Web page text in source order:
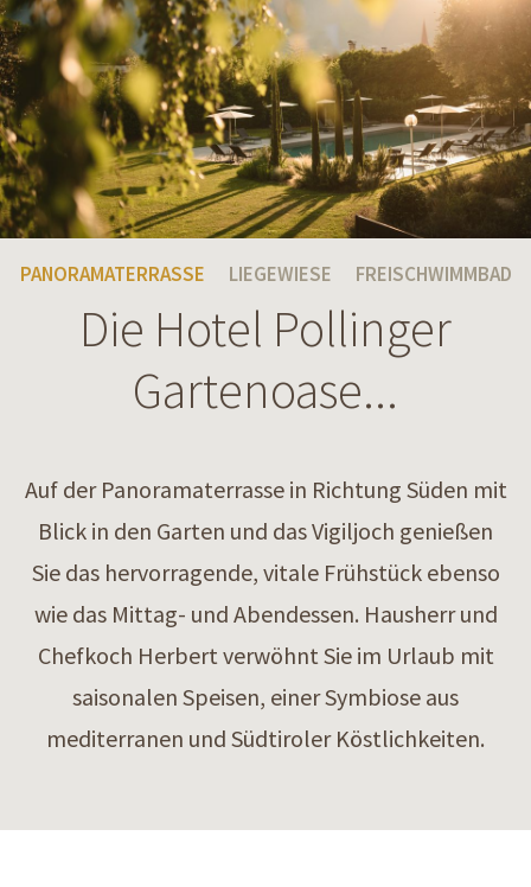
PANORAMATERRASSE LIEGEWIESE FREISCHWIMMBAD
Die Hotel Pollinger
Gartenoase...
Auf der Panoramaterrasse in Richtung Süden mit
Blick in den Garten und das Vigiljoch genießen
Sie das hervorragende, vitale Frühstück ebenso
wie das Mittag- und Abendessen. Hausherr und
Chefkoch Herbert verwöhnt Sie im Urlaub mit
saisonalen Speisen, einer Symbiose aus
mediterranen und Südtiroler Köstlichkeiten.